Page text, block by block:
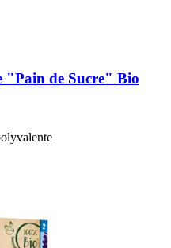
"Pain de Sucre" Bio